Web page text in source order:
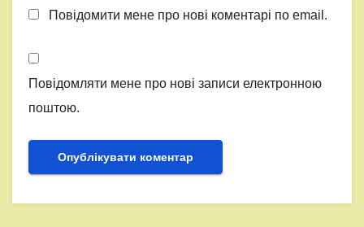
Повідомити мене про нові коментарі по email.
Повідомляти мене про нові записи електронною
поштою.